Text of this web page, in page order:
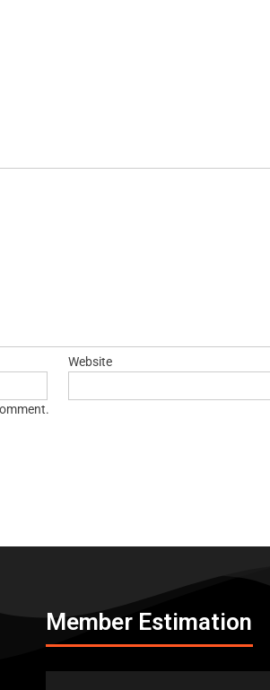
Website
Member Estimation